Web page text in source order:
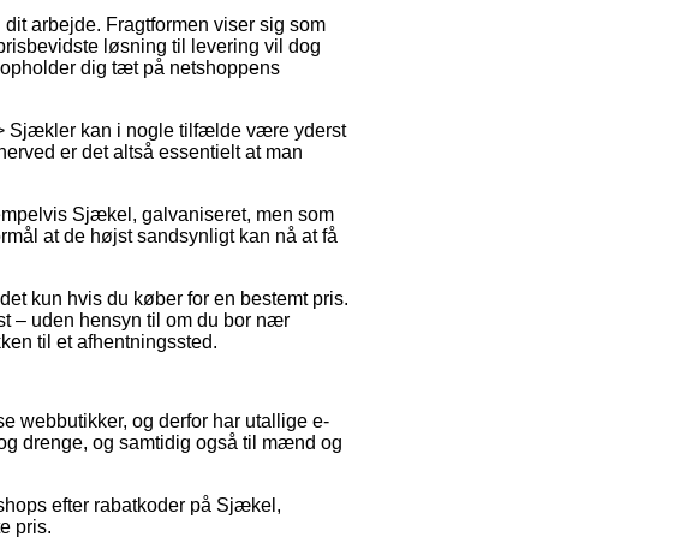
arbejde. Fragtformen viser sig som
løsning til levering vil dog
dig tæt på netshoppens
Sjækler kan i nogle tilfælde være yderst
er det altså essentielt at man
Sjækel, galvaniseret, men som
at de højst sandsynligt kan nå at få
kun hvis du køber for en bestemt pris.
– uden hensyn til om du bor nær
til et afhentningssted.
webbutikker, og derfor har utallige e-
drenge, og samtidig også til mænd og
efter rabatkoder på Sjækel,
pris.